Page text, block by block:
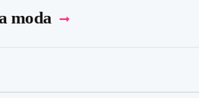
moda